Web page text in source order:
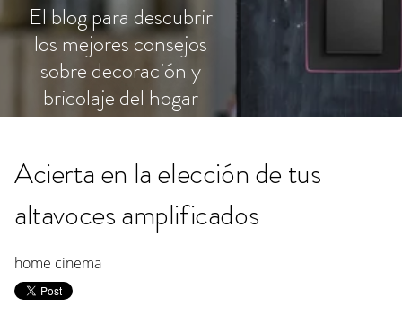
El blog para descubrir
los mejores consejos
sobre decoración y
bricolaje del hogar
Acierta en la elección de tus
altavoces amplificados
home cinema